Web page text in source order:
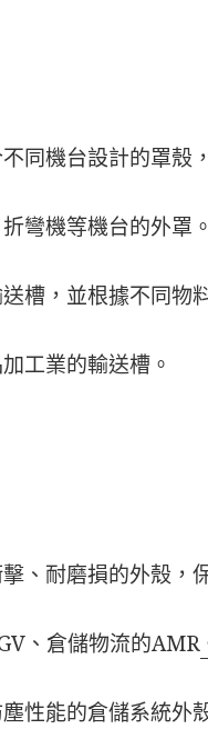
同機台設計的罩殼
彎機等機台的外罩。
槽，並根據不同物
工業的輸送槽。
、耐磨損的外殼，
、倉儲物流的AMR
性能的倉儲系統外